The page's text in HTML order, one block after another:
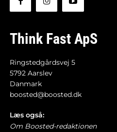
Think Fast ApS
Ringstedgårdsvej 5
5792 Aarslev
Danmark
boosted@boosted.dk
Læs også:
Om Boosted-redaktionen